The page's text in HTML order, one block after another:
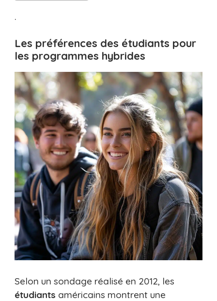
.
Les préférences des étudiants pour
les programmes hybrides
Selon un sondage réalisé en 2012, les
étudiants américains montrent une